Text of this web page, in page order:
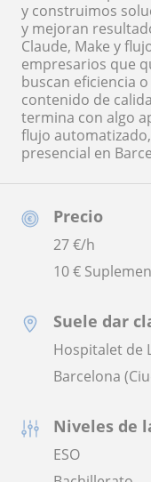
Precio
27€/h
10 €
Suele dar
Hospitalet de
Barcelona
Niveles de
ESO
y construimos
y mejoran
Claude, Make y
empresarios que
buscan eficiencia
contenido de
termina con algo
flujo
presencial en